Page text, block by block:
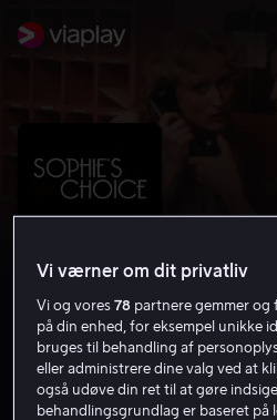
Sophie's Choice
Vi værner om dit privatliv
Vi og vores78 partnere gemmer og
på din enhed, for eksempel unikke
bruges til behandling af
eller administrere dine valg ved at
også udøve din ret til at gøre
behandlingsgrundlag er baseret på